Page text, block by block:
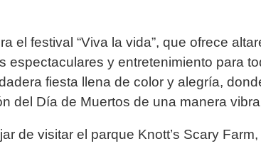
el festival “Viva la vida”, que ofrece
espectaculares y entretenimiento para
fiesta llena de color y alegría,
del Día de Muertos de una manera
de visitar el parque Knott’s Scary